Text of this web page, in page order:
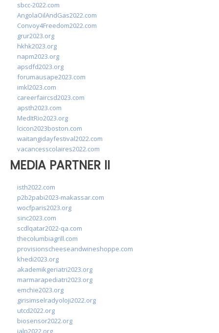
sbcc-2022.com
AngolaOilAndGas2022.com
Convoy4Freedom2022.com
grur2023.org
hkhk2023.org
napm2023.org
apsdfd2023.org
forumausape2023.com
imkl2023.com
careerfaircsd2023.com
apsth2023.com
MedItRio2023.org
lcicon2023boston.com
waitangidayfestival2022.com
vacancesscolaires2022.com
MEDIA PARTNER II
isth2022.com
p2b2pabi2023-makassar.com
wocfparis2023.org
sinc2023.com
scdlqatar2022-qa.com
thecolumbiagrill.com
provisionscheeseandwineshoppe.com
khedi2023.org
akademikgeriatri2023.org
marmarapediatri2023.org
emchie2023.org
girisimselradyoloji2022.org
utcd2022.org
biosensor2022.org
ialp2022.org